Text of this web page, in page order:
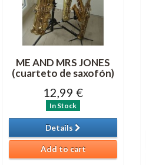
ME AND MRS JONES
(cuarteto de saxofón)
12,99 €
In Stock
Details
Add to cart